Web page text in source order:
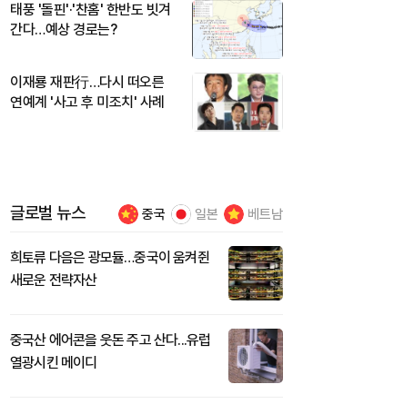
태풍 '돌핀'·'찬홈' 한반도 빗겨
간다…예상 경로는?
이재룡 재판行…다시 떠오른
연예계 '사고 후 미조치' 사례
글로벌 뉴스 중국 일본 베트남
희토류 다음은 광모듈…중국이 움켜쥔
새로운 전략자산
중국산 에어콘을 웃돈 주고 산다...유럽
열광시킨 메이디